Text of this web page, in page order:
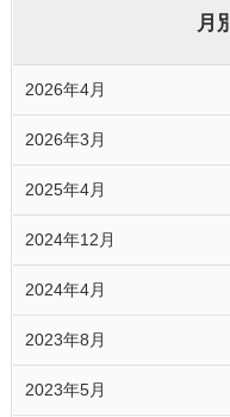
月
2026年4月
2026年3月
2025年4月
2024年12月
2024年4月
2023年8月
2023年5月